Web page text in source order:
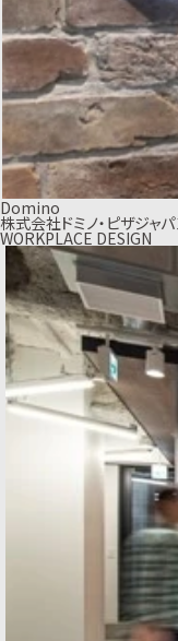
Domino
株式会社ドミノ・ピザジャ
WORKPLACE DESIGN